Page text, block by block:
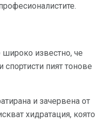
известно, че
пият тонове
и зачервена от
хидратация, която